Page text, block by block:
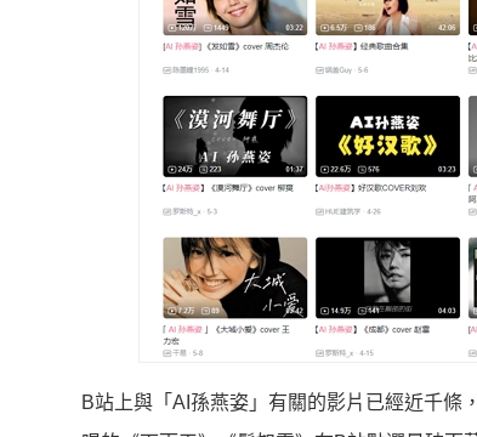
B站上與「AI孫燕姿」有關的影片已經近千條